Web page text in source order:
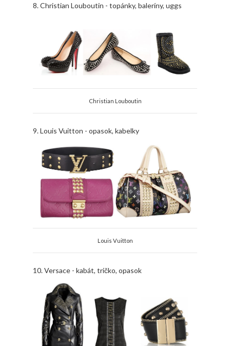
8. Christian Louboutin - topánky, baleríny, uggs
Christian Louboutin
9. Louis Vuitton - opasok, kabelky
Louis Vuitton
10. Versace - kabát, tričko, opasok